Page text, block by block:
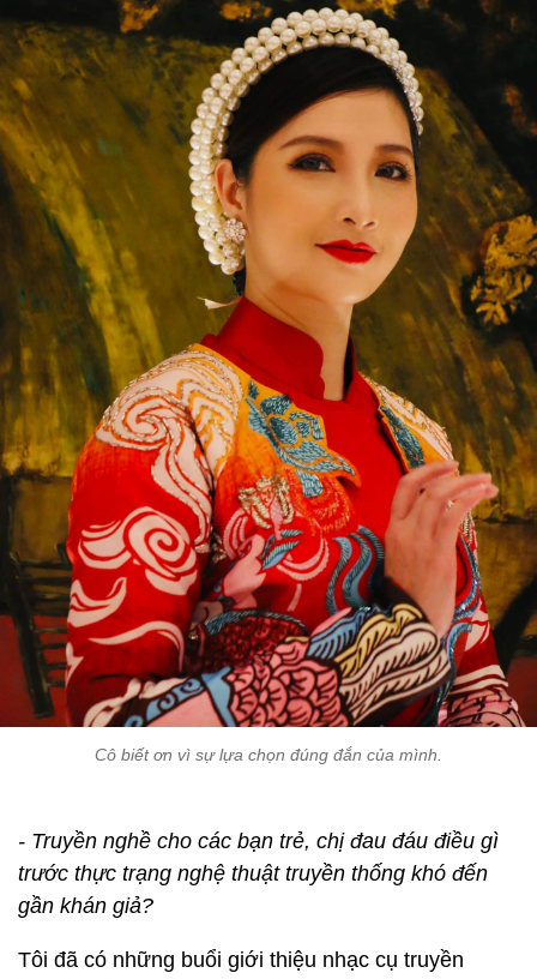
Cô biết ơn vì sự lựa chọn đúng đắn của mình.
- Truyền nghề cho các bạn trẻ, chị đau đáu điều gì
trước thực trạng nghệ thuật truyền thống khó đến
gần khán giả?
Tôi đã có những buổi giới thiệu nhạc cụ truyền